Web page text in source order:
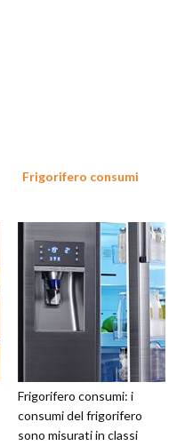
Frigorifero consumi
Frigorifero consumi: i
consumi del frigorifero
sono misurati in classi